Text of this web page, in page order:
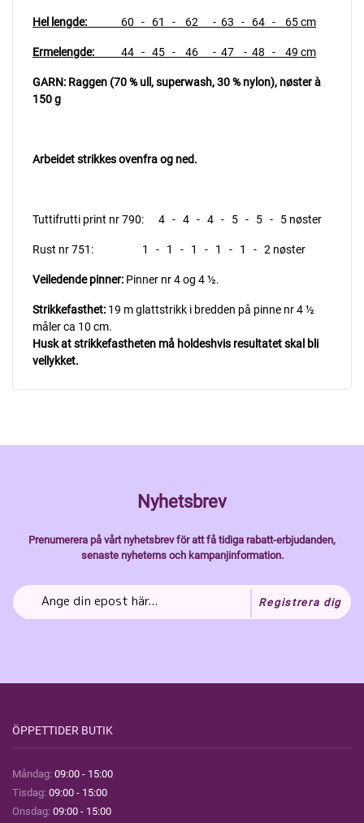
Hel lengde: 60 - 61 - 62 - 63 - 64 - 65 cm
Ermelengde: 44 - 45 - 46 - 47 - 48 - 49 cm
GARN: Raggen (70 % ull, superwash, 30 % nylon), nøster à
150 g
Arbeidet strikkes ovenfra og ned.
Tuttifrutti print nr 790: 4 - 4 - 4 - 5 - 5 - 5 nøster
Rust nr 751: 1 - 1 - 1 - 1 - 1 - 2 nøster
Veiledende pinner: Pinner nr 4 og 4 ½.
Strikkefasthet: 19 m glattstrikk i bredden på pinne nr 4 ½
måler ca 10 cm.
Husk at strikkefastheten må holdeshvis resultatet skal bli
vellykket.
Nyhetsbrev
Prenumerera på vårt nyhetsbrev för att få tidiga rabatt-erbjudanden,
senaste nyheterns och kampanjinformation.
Registrera dig
ÖPPETTIDER BUTIK
Måndag: 09:00 - 15:00
Tisdag: 09:00 - 15:00
Onsdag: 09:00 - 15:00